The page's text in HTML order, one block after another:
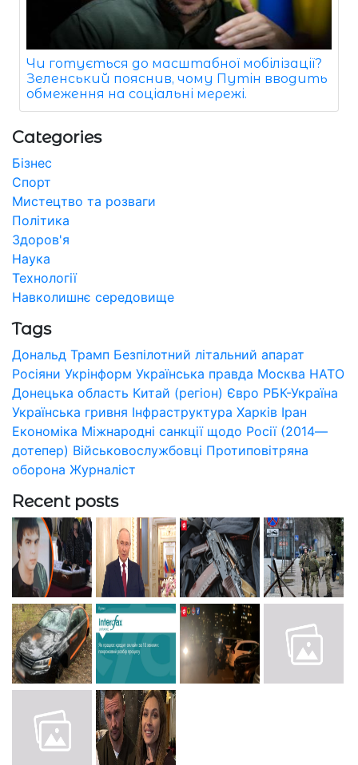
Чи готується до масштабної мобілізації?
Зеленський пояснив, чому Путін вводить
обмеження на соціальні мережі.
Categories
Бізнес
Спорт
Мистецтво та розваги
Політика
Здоров'я
Наука
Технології
Навколишнє середовище
Tags
Дональд Трамп Безпілотний літальний апарат
Росіяни Укрінформ Українська правда Москва НАТО
Донецька область Китай (регіон) Євро РБК-Україна
Українська гривня Інфраструктура Харків Іран
Економіка Міжнародні санкції щодо Росії (2014—
дотепер) Військовослужбовці Протиповітряна
оборона Журналіст
Recent posts